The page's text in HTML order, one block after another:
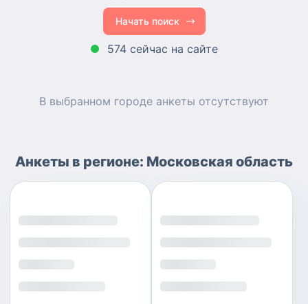
Начать поиск
574 сейчас на сайте
В выбранном городе анкеты отсутствуют
Анкеты в регионе: Московская область